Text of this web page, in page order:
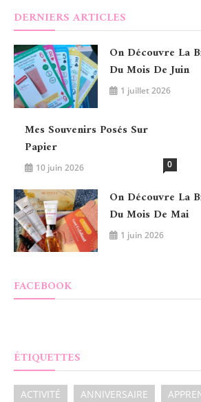
DERNIERS ARTICLES
On Découvre La
Du Mois De Juin
1 juillet 2026
Mes Souvenirs Posés Sur
Papier
10 juin 2026 0
On Découvre La
Du Mois De Mai
1 juin 2026
FACEBOOK
ÉTIQUETTES
ACTIVITÉ ANNIVERSAIRE